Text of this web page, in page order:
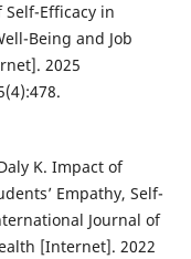
Self-Efficacy in
Being and Job
2025
K. Impact of
Empathy, Self-
Journal of
[Internet]. 2022